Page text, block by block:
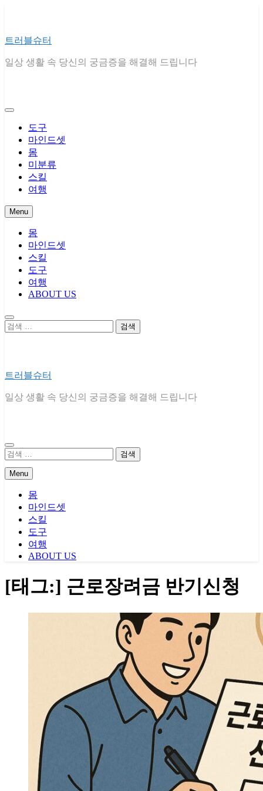
트러블슈터
일상 생활 속 당신의 궁금증을 해결해 드립니다
도구
마인드셋
몸
미분류
스킬
여행
Menu
몸
마인드셋
스킬
도구
여행
ABOUT US
검
트러블슈터
일상 생활 속 당신의 궁금증을 해결해 드립니다
검
Menu
몸
마인드셋
스킬
도구
여행
ABOUT US
[태그:] 근로장려금 반기신청